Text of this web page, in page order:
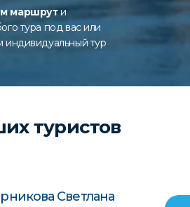
маршрути
тура под вас или
индивидуальный тур
туристов
Светлана